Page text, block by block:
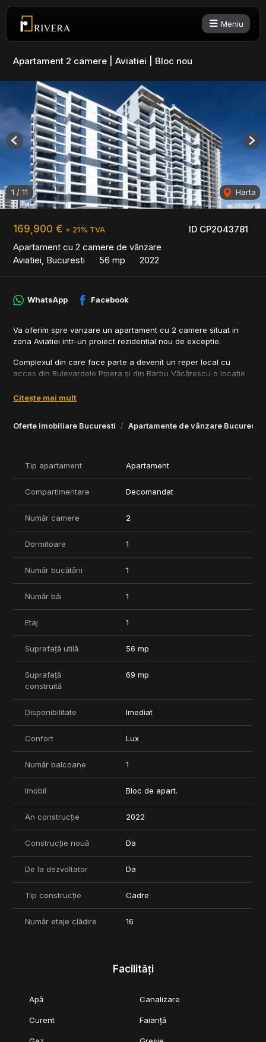
Meniu
Apartament 2 camere | Aviatiei | Bloc nou
ID CP2043781
169,900 € + 21% TVA
Apartament cu 2 camere de vânzare
Aviatiei, Bucuresti
56 mp 2022
1 / 11 Harta
Previous
Oferte imobiliare Bucuresti Apartamente de vânzare Bucuresti
WhatsApp Facebook
Va oferim spre vanzare un apartament cu 2 camere situat in
zona Aviatiei intr-un proiect rezidential nou de exceptie.
Complexul din care face parte a devenit un reper local cu
acces din Bulevardele Pipera şi din Barbu Văcărescu o locaţie
parcul Herăstrău de mall Promonada de clădirile de Business din
materiale superioare atât pentru construcție cât și pentru
finisaje.
Compartimentările au fost concepute pentru a maximiza
eficiența spațiului utilizabil oferind un confort sporit indiferent
de destinația finală a apartamentelor.
porneste de la 20.000 EUR + TVA.
Proiectul va fi finalizat in primavara anului 2025.
Citește mai mult
Tip apartament Apartament
Compartimentare Decomandat
Număr camere 2
Dormitoare 1
Număr bucătării 1
Număr băi 1
Etaj 1
Suprafață utilă 56 mp
Suprafață
construită
69 mp
Disponibilitate Imediat
Confort Lux
Număr balcoane 1
Imobil Bloc de apart.
An construcție 2022
Construcție nouă Da
De la dezvoltator Da
Tip construcție Cadre
Număr etaje clădire 16
Facilități
Apă Canalizare
Curent Faianță